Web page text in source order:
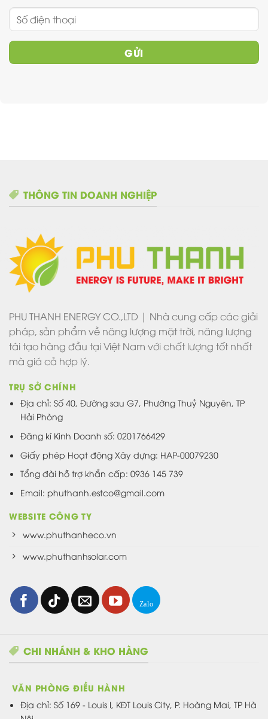
THÔNG TIN DOANH NGHIỆP
PHU THANH ENERGY CO.,LTD | Nhà cung cấp các giải
pháp, sản phẩm về năng lượng mặt trời, năng lượng
tái tạo hàng đầu tại Việt Nam với chất lượng tốt nhất
mà giá cả hợp lý.
TRỤ SỞ CHÍNH
Địa chỉ: Số 40, Đường sau G7, Phường Thuỷ Nguyên, TP
Hải Phòng
Đăng kí Kinh Doanh số: 0201766429
Giấy phép Hoạt động Xây dựng: HAP-00079230
Tổng đài hỗ trợ khẩn cấp: 0936 145 739
Email: phuthanh.estco@gmail.com
WEBSITE CÔNG TY
www.phuthanheco.vn
www.phuthanhsolar.com
CHI NHÁNH & KHO HÀNG
VĂN PHÒNG ĐIỀU HÀNH
Địa chỉ: Số 169 - Louis I, KĐT Louis City, P. Hoàng Mai, TP Hà